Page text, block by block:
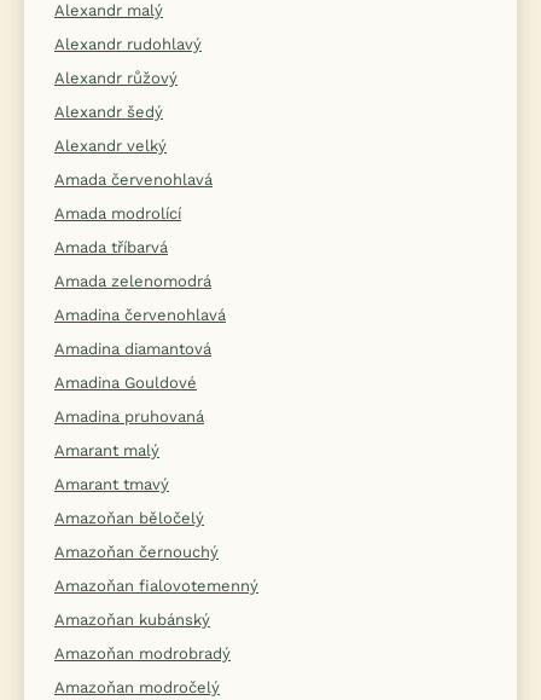
Alexandr malý
Alexandr rudohlavý
Alexandr růžový
Alexandr šedý
Alexandr velký
Amada červenohlavá
Amada modrolící
Amada tříbarvá
Amada zelenomodrá
Amadina červenohlavá
Amadina diamantová
Amadina Gouldové
Amadina pruhovaná
Amarant malý
Amarant tmavý
Amazoňan běločelý
Amazoňan černouchý
Amazoňan fialovotemenný
Amazoňan kubánský
Amazoňan modrobradý
Amazoňan modročelý